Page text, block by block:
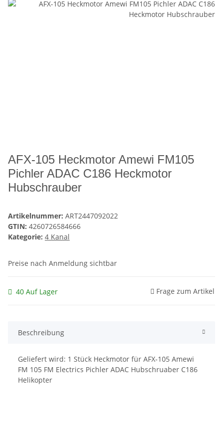
AFX-105 Heckmotor Amewi FM105
Pichler ADAC C186 Heckmotor
Hubschrauber
Artikelnummer: ART2447092022
GTIN: 4260726584666
Kategorie: 4 Kanal
Preise nach Anmeldung sichtbar
40 Auf Lager Frage zum Artikel
Beschreibung
Geliefert wird: 1 Stück Heckmotor für AFX-105 Amewi
FM 105 FM Electrics Pichler ADAC Hubschruaber C186
Helikopter